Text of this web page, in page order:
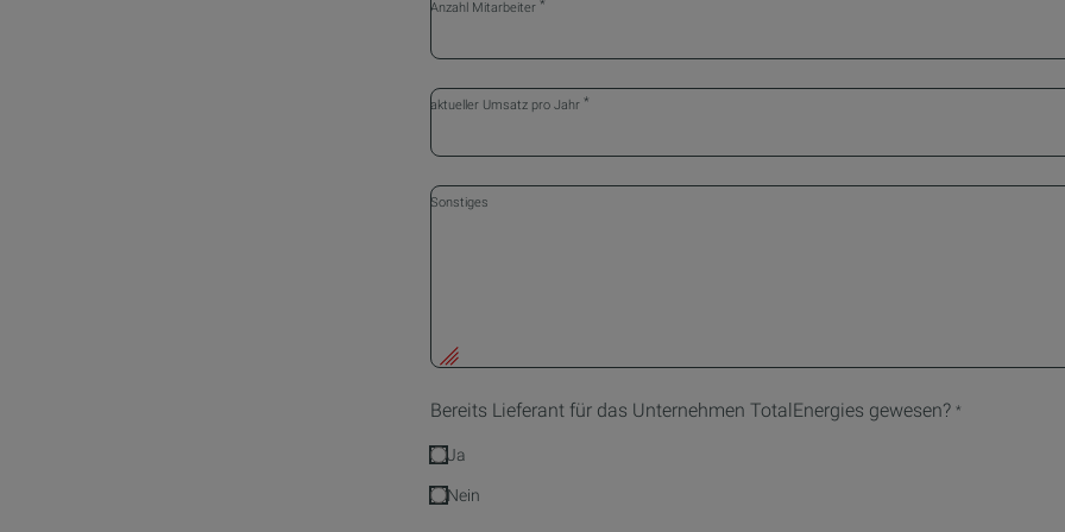
Anzahl Mitarbeiter *
aktueller Umsatz pro Jahr *
Sonstiges
Bereits Lieferant für das Unternehmen TotalEnergies gewesen? *
Ja
Nein